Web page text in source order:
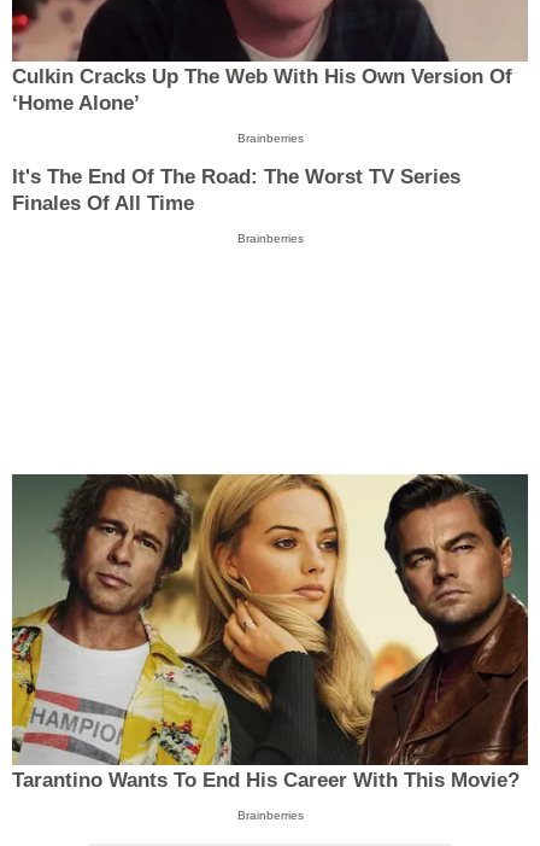
Culkin Cracks Up The Web With His Own Version Of
‘Home Alone’
Brainberries
It's The End Of The Road: The Worst TV Series
Finales Of All Time
Brainberries
Tarantino Wants To End His Career With This Movie?
Brainberries